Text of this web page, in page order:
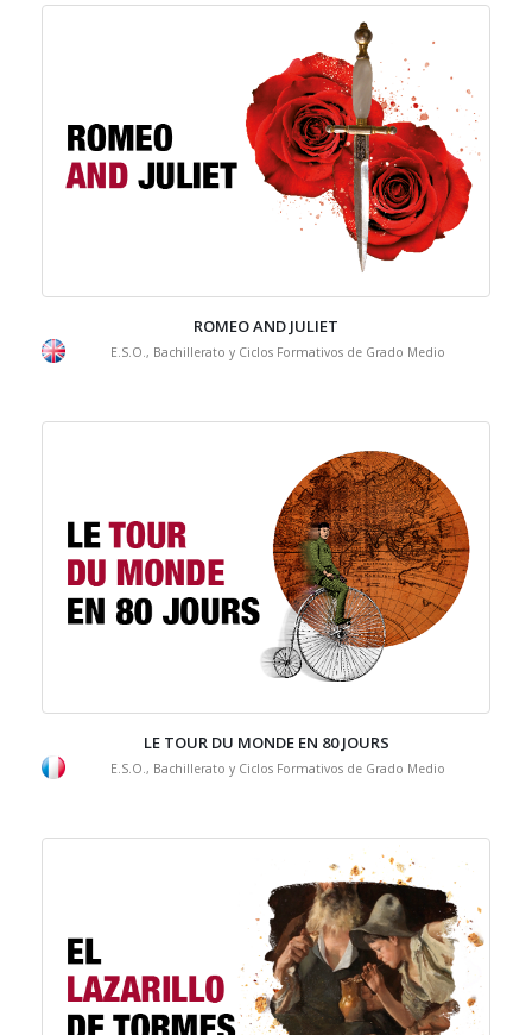
ROMEO AND JULIET
E.S.O., Bachillerato y Ciclos Formativos de Grado Medio
LE TOUR DU MONDE EN 80 JOURS
E.S.O., Bachillerato y Ciclos Formativos de Grado Medio